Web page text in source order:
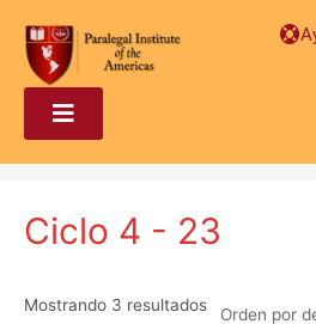
Ciclo 4 - 23
Mostrando 3 resultados